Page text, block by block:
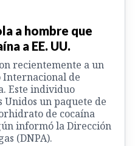
a hombre que
a EE. UU.
recientemente a un
de
Este individuo
un paquete de
de cocaína
informó la Dirección
(DNPA).